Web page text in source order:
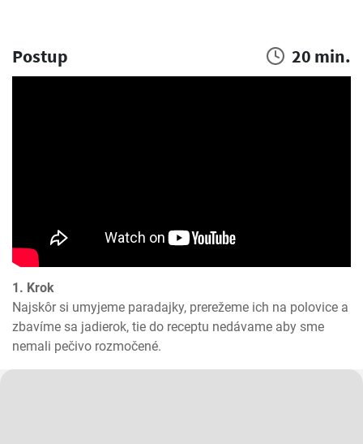
Postup 20 min.
1. Krok
Najskôr si umyjeme paradajky, prerežeme ich na polovice a
zbavíme sa jadierok, tie do receptu nedávame aby sme
nemali pečivo rozmočené.